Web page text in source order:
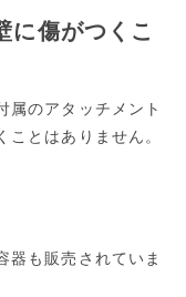
に傷がつくこ
属のアタッチメント
とはありません。
器も販売されていま